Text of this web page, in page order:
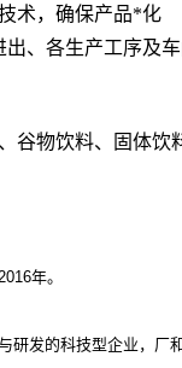
术，确保产品*化
、各生产工序及
谷物饮料、固体
年。
研发的科技型企业，厂